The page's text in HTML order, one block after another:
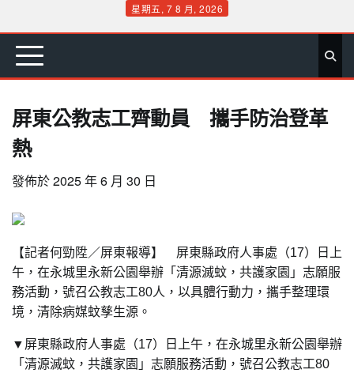
content
星期五, 7 8 月, 2026
首 要 娛 生 社 文 公 運 旅 政 地 專
屏東公教志工齊動員 攜手防治登革
熱
發佈於2025 年 6 月 30 日
【記者何勁陞／屏東報導】 屏東縣政府人事處（17）日上
午，在永城里永新公園舉辦「清源滅蚊，共護家園」志願服
務活動，號召公教志工80人，以具體行動力，攜手整理環
境，清除病媒蚊孳生源。
▼ 屏東縣政府人事處（17）日上午，在永城里永新公園舉辦
「清源滅蚊，共護家園」志願服務活動，號召公教志工80